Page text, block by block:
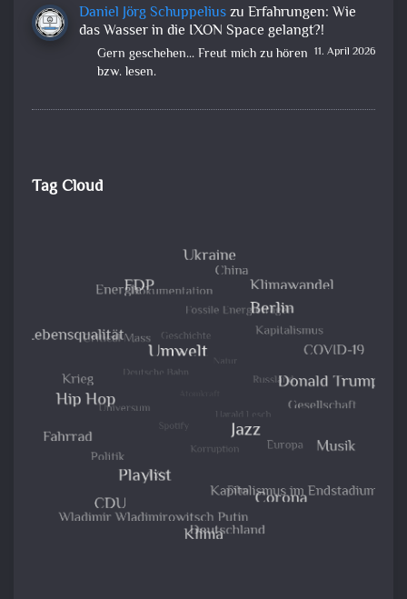
Daniel Jörg Schuppeliuszu Erfahrungen: Wie
das Wasser in die IXON Space gelangt?!
11. April 2026
Gern geschehen... Freut mich zu hören
bzw. lesen.
Tag Cloud